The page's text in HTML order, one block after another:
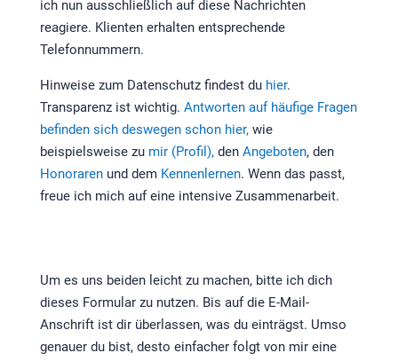
ich nun ausschließlich auf diese Nachrichten
reagiere. Klienten erhalten entsprechende
Telefonnummern.
Hinweise zum Datenschutz findest du hier.
Transparenz ist wichtig. Antworten auf häufige Fragen
befinden sich deswegen schon hier,wie
beispielsweise zu mir (Profil),den Angeboten, den
Honorarenund dem Kennenlernen. Wenn das passt,
freue ich mich auf eine intensive Zusammenarbeit.
Um es uns beiden leicht zu machen, bitte ich dich
dieses Formular zu nutzen. Bis auf die E-Mail-
Anschrift ist dir überlassen, was du einträgst. Umso
genauer du bist, desto einfacher folgt von mir eine